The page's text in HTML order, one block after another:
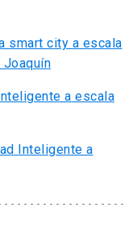
smart city a escala
Joaquín
a escala
Inteligente a